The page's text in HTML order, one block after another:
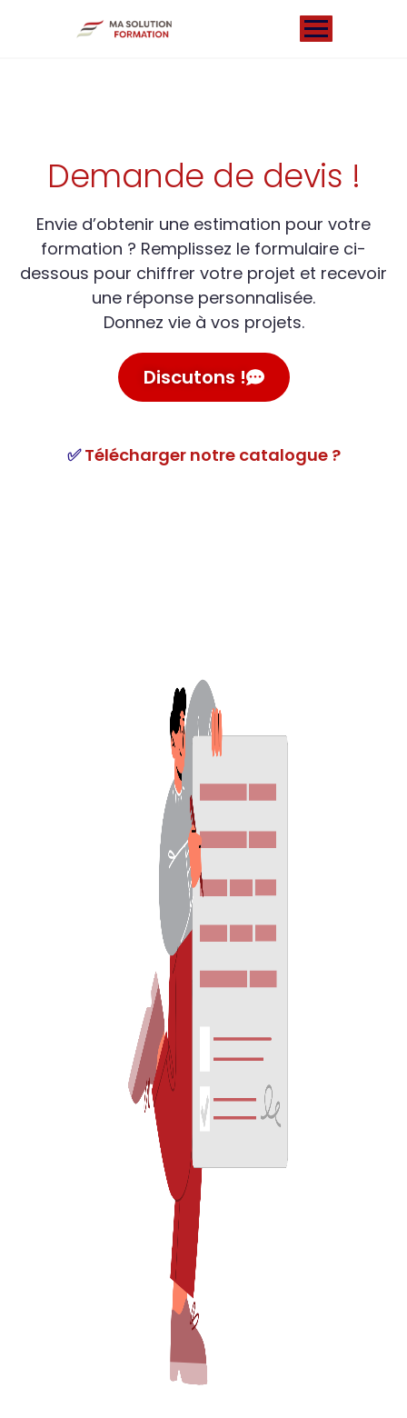
Demande de devis !
Envie d’obtenir une estimation pour votre
formation ? Remplissez le formulaire ci-
dessous pour chiffrer votre projet et recevoir
une réponse personnalisée.
Donnez vie à vos projets.
Discutons !
✅Télécharger notre catalogue ?